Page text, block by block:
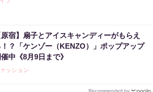
原宿】扇子とアイスキャンディーがもらえ
！？「ケンゾー（KENZO）」ポップアップ
催中《8月9日まで》
ッション
Recommended by